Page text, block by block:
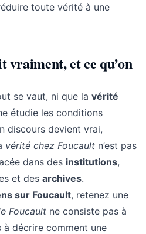
toute vérité à une
vraiment, et ce qu’on
se vaut, ni que la vérité
étudie les conditions
discours devient vrai,
vérité chez Foucault n’est pas
dans des institutions,
et des archives.
sur Foucault, retenez une
Foucault ne consiste pas à
à décrire comment une